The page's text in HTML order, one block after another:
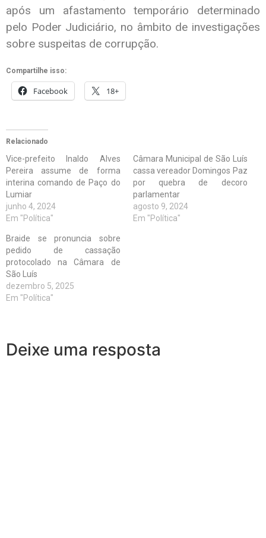
após um afastamento temporário determinado
pelo Poder Judiciário, no âmbito de investigações
sobre suspeitas de corrupção.
Compartilhe isso:
Facebook 18+
Relacionado
Vice-prefeito Inaldo Alves
Pereira assume de forma
interina comando de Paço do
Lumiar
junho 4, 2024
Em "Política"
Câmara Municipal de São Luís
cassa vereador Domingos Paz
por quebra de decoro
parlamentar
agosto 9, 2024
Em "Política"
Braide se pronuncia sobre
pedido de cassação
protocolado na Câmara de
São Luís
dezembro 5, 2025
Em "Política"
Deixe uma resposta